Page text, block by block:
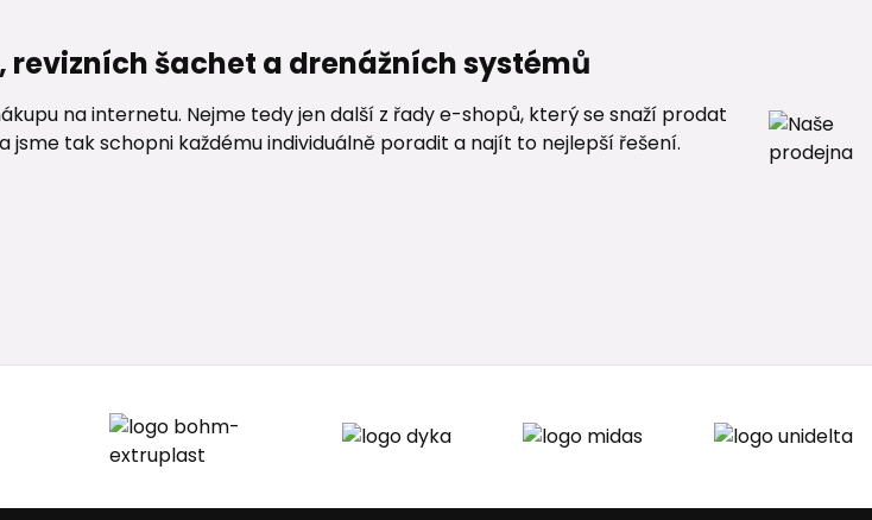
šachet a drenážních systémů
na internetu. Nejme tedy jen další z řady e-shopů, který se snaží prodat
tak schopni každému individuálně poradit a najít to nejlepší řešení.